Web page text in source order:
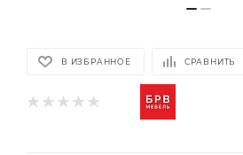
В ИЗБРАННОЕ СРАВНИТЬ